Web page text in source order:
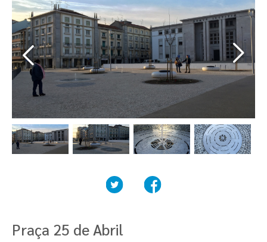
Praça 25 de Abril